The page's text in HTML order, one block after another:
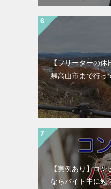
【フリーターの休
県高山市まで行っ
【実例あり】コ
ならバイト中に勉